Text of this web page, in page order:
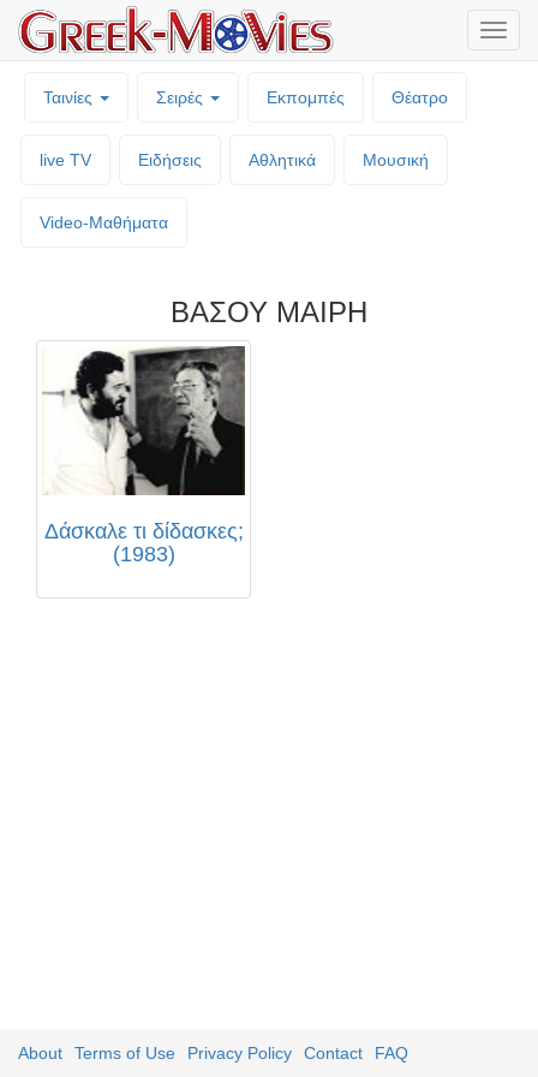
Ταινίες Σειρές Εκπομπές Θέατρο
live TV Ειδήσεις Αθλητικά Μουσική
Video-Mαθήματα
ΒΑΣΟΥ ΜΑΙΡΗ
Δάσκαλε τι δίδασκες;
(1983)
About Terms of Use Privacy Policy Contact FAQ